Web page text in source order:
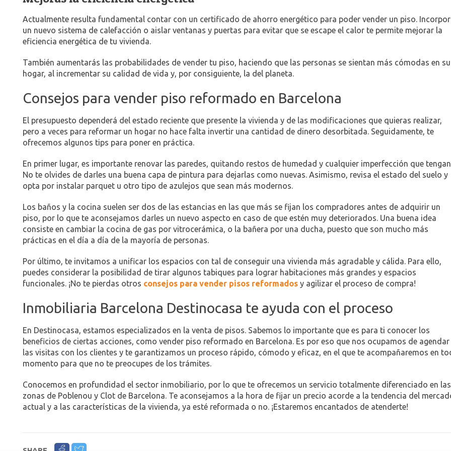
Actualmente resulta fundamental contar con un certificado de ahorro energético para poder vender un piso.
un nuevo sistema de calefacción o aislar ventanas y puertas para evitar que se escape el calor te permite mejorar la
eficiencia energética de tu vivienda.
También aumentarás las probabilidades de vender tu piso, haciendo que las personas se sientan más cómodas en su
hogar, al incrementar su calidad de vida y, por consiguiente, la del planeta.
Consejos para vender piso reformado en Barcelona
El presupuesto dependerá del estado reciente que presente la vivienda y de las modificaciones que quieras realizar,
pero a veces para reformar un hogar no hace falta invertir una cantidad de dinero desorbitada. Seguidamente, te
ofrecemos algunos tips para poner en práctica.
En primer lugar, es importante renovar las paredes, quitando restos de humedad y cualquier imperfección que
No te olvides de darles una buena capa de pintura para dejarlas como nuevas. Asimismo, revisa el estado del suelo y
opta por instalar parquet u otro tipo de azulejos que sean más modernos.
Los baños y la cocina suelen ser dos de las estancias en las que más se fijan los compradores antes de adquirir un
piso, por lo que te aconsejamos darles un nuevo aspecto en caso de que estén muy deteriorados. Una buena idea
consiste en cambiar la cocina de gas por vitrocerámica, o la bañera por una ducha, puesto que son mucho más
prácticas en el día a día de la mayoría de personas.
Por último, te invitamos a unificar los espacios con tal de conseguir una vivienda más agradable y cálida. Para ello,
puedes considerar la posibilidad de tirar algunos tabiques para lograr habitaciones más grandes y espacios
funcionales. ¡No te pierdas otros consejos para vender pisos reformados y agilizar el proceso de compra!
Inmobiliaria Barcelona Destinocasa te ayuda con el proceso
En Destinocasa, estamos especializados en la venta de pisos. Sabemos lo importante que es para ti conocer los
beneficios de ciertas acciones, como vender piso reformado en Barcelona. Es por eso que nos ocupamos de agendar
las visitas con los clientes y te garantizamos un proceso rápido, cómodo y eficaz, en el que te acompañaremos en
momento para que no te preocupes de los trámites.
Conocemos en profundidad el sector inmobiliario, por lo que te ofrecemos un servicio totalmente diferenciado en las
zonas de Poblenou y Clot de Barcelona. Te aconsejamos a la hora de fijar un precio acorde a la tendencia del
actual y a las características de la vivienda, ya esté reformada o no. ¡Estaremos encantados de atenderte!